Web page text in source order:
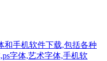
和手机软件下载,包括各种
字体,艺术字体,手机软